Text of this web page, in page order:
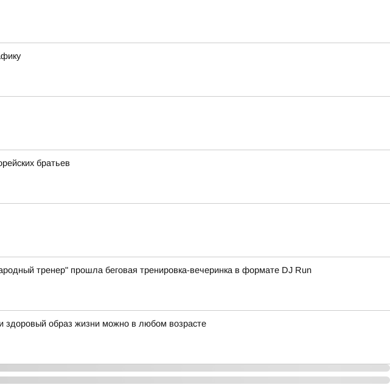
братьев
тренер" прошла беговая тренировка-вечеринка в формате DJ Run
здоровый образ жизни можно в любом возрасте